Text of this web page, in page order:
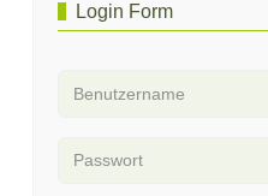
Login Form